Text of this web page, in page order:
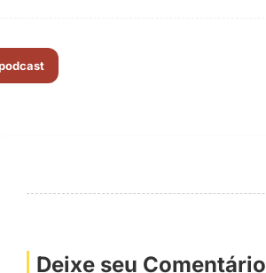
Deixe seu Comentário